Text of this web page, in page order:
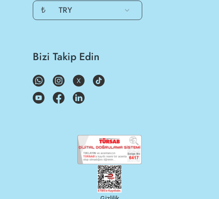
₺ TRY
Bizi Takip Edin